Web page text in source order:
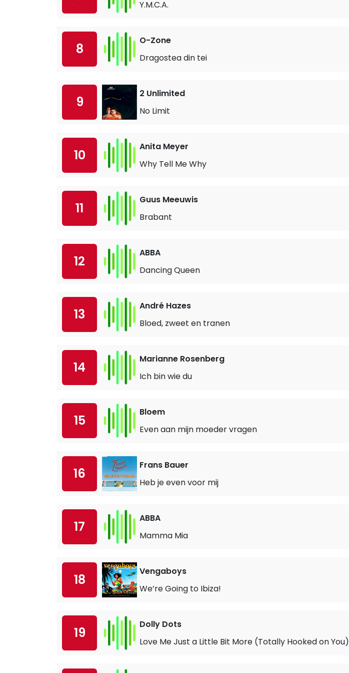
Y.M.C.A.
8
O-Zone
Dragostea din tei
9
2 Unlimited
No Limit
10
Anita Meyer
Why Tell Me Why
11
Guus Meeuwis
Brabant
12
ABBA
Dancing Queen
13
André Hazes
Bloed, zweet en tranen
14
Marianne Rosenberg
Ich bin wie du
15
Bloem
Even aan mijn moeder vragen
16
Frans Bauer
Heb je even voor mij
17
ABBA
Mamma Mia
18
Vengaboys
We’re Going to Ibiza!
19
Dolly Dots
Love Me Just a Little Bit More (Totally Hooked on You)